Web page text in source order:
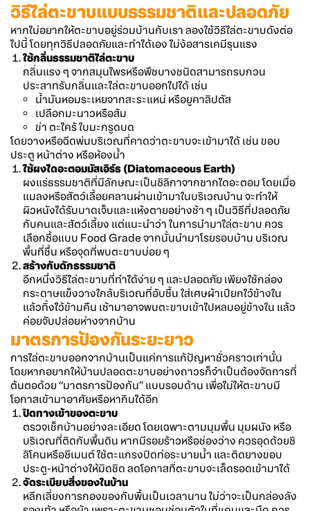
วิธีไล่ตะขาบแบบธรรมชาติและปลอดภัย
หากไม่อยากให้ตะขาบอยู่ร่วมบ้านกับเรา ลองใช้วิธีไล่ตะขาบดังต่อ
ไปนี้ โดยทุกวิธีปลอดภัยและทำได้เอง ไม่ง้อสารเคมีรุนแรง
ใช้กลิ่นธรรมชาติไล่ตะขาบ
กลิ่นแรง ๆ จากสมุนไพรหรือพืชบางชนิดสามารถรบกวน
ประสาทรับกลิ่นและไล่ตะขาบออกไปได้ เช่น
น้ำมันหอมระเหยจากสะระแหน่ หรือยูคาลิปตัส
เปลือกมะนาวหรือส้ม
ข่า ตะไคร้ ใบมะกรูดบด
โดยวางหรือฉีดพ่นบริเวณที่คาดว่าตะขาบจะเข้ามาได้ เช่น ขอบ
ประตู หน้าต่าง หรือห้องน้ำ
ใช้ผงไดอะตอมมัสเอิร์ธ (Diatomaceous Earth)
ผงแร่ธรรมชาติที่มีลักษณะเป็นซิลิกาจากซากไดอะตอม โดยเมื่อ
แมลงหรือสัตว์เลื้อยคลานผ่านเข้ามาในบริเวณบ้าน จะทำให้
ผิวหนังได้รับบาดเจ็บและแห้งตายอย่างช้า ๆ เป็นวิธีที่ปลอดภัย
กับคนและสัตว์เลี้ยง แต่แนะนำว่า ในการนำมาไล่ตะขาบ ควร
เลือกซื้อแบบ Food Grade จากนั้นนำมาโรยรอบบ้าน บริเวณ
พื้นที่ชื้น หรือจุดที่พบตะขาบบ่อย ๆ
สร้างกับดักธรรมชาติ
อีกหนึ่งวิธีไล่ตะขาบที่ทำได้ง่าย ๆ และปลอดภัย เพียงใช้กล่อง
กระดาษแข็งวางใกล้บริเวณที่อับชื้น ใส่เศษผ้าเปียกไว้ข้างใน
แล้วทิ้งไว้ข้ามคืน เช้ามาอาจพบตะขาบเข้าไปหลบอยู่ข้างใน แล้ว
ค่อยจับปล่อยห่างจากบ้าน
มาตรการป้องกันระยะยาว
การไล่ตะขาบออกจากบ้านเป็นแค่การแก้ปัญหาชั่วคราวเท่านั้น
โดยหากอยากให้บ้านปลอดตะขาบอย่างถาวรก็จำเป็นต้องจัดการที่
ต้นตอด้วย “มาตรการป้องกัน” แบบรอบด้าน เพื่อไม่ให้ตะขาบมี
โอกาสเข้ามาอาศัยหรือหากินได้อีก
ปิดทางเข้าของตะขาบ
ตรวจเช็กบ้านอย่างละเอียด โดยเฉพาะตามมุมพื้น มุมผนัง หรือ
บริเวณที่ติดกับพื้นดิน หากมีรอยร้าวหรือช่องว่าง ควรอุดด้วยซิ
ลิโคนหรือซีเมนต์ ใช้ตะแกรงปิดท่อระบายน้ำ และติดยางขอบ
ประตู-หน้าต่างให้มิดชิด ลดโอกาสที่ตะขาบจะเล็ดรอดเข้ามาได้
จัดระเบียบสิ่งของในบ้าน
หลีกเลี่ยงการกองของกับพื้นเป็นเวลานาน ไม่ว่าจะเป็นกล่องลัง